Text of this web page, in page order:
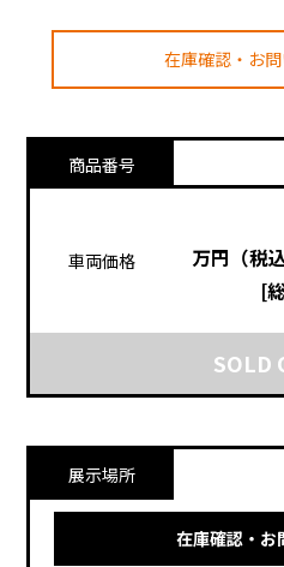
在庫確認・お
商品番号
車両価格 万円（税込
[
SOLD
展示場所
在庫確認・お